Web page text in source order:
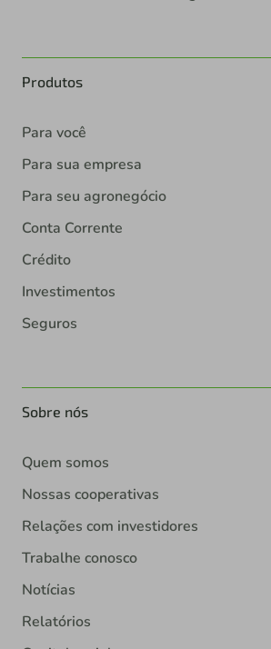
Produtos
Para você
Para sua empresa
Para seu agronegócio
Conta Corrente
Crédito
Investimentos
Seguros
Sobre nós
Quem somos
Nossas cooperativas
Relações com investidores
Trabalhe conosco
Notícias
Relatórios